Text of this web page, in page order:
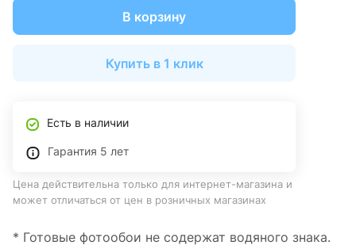
В корзину
Купить в 1 клик
Есть в наличии
Гарантия 5 лет
Цена действительна только для интернет-магазина и
может отличаться от цен в розничных магазинах
* Готовые фотообои не содержат водяного знака.